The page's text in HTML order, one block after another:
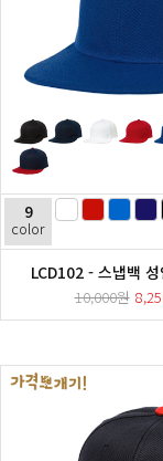
9
color
LCD102 - 스냅백
10,000원